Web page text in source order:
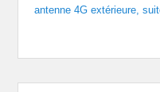
antenne 4G extérieure,